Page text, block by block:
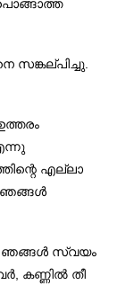
സങ്കല്പിച്ചു.
എല്ലാ
ഞങ്ങൾ
ഞങ്ങൾ സ്വയം
കണ്ണിൽ തീ